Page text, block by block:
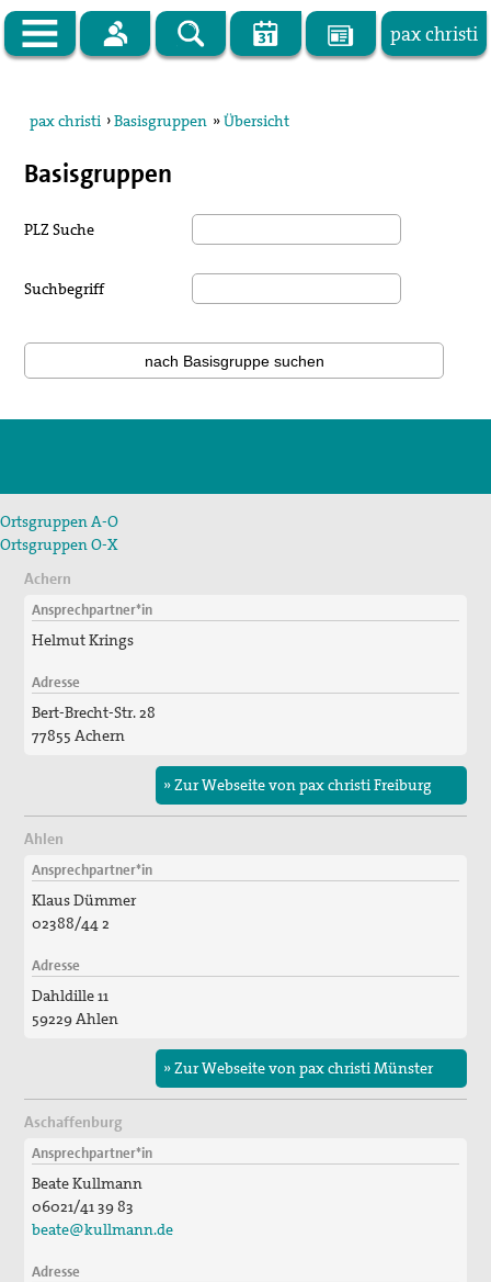
pax christi
Vor Ort
Themen
Kampagnen
Kontakt
Suche
pax christi ›Basisgruppen »Übersicht
Basisgruppen
PLZ Suche
Suchbegriff
Ortsgruppen A-O
Ortsgruppen O-X
Achern
Ansprechpartner*in
Helmut Krings
Adresse
Bert-Brecht-Str. 28
77855 Achern
» Zur Webseite von pax christi Freiburg
Ahlen
Ansprechpartner*in
Klaus Dümmer
02388/44 2
Adresse
Dahldille 11
59229 Ahlen
» Zur Webseite von pax christi Münster
Aschaffenburg
Ansprechpartner*in
Beate Kullmann
06021/41 39 83
beate@kullmann.de
Adresse